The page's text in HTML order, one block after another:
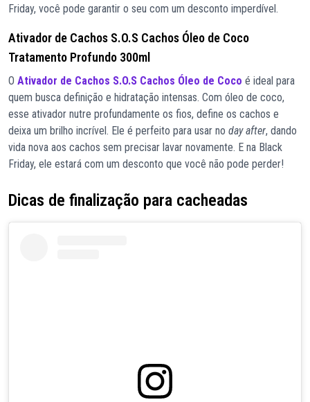
Friday, você pode garantir o seu com um desconto imperdível.
Ativador de Cachos S.O.S Cachos Óleo de Coco
Tratamento Profundo 300ml
O Ativador de Cachos S.O.S Cachos Óleo de Coco é ideal para
quem busca definição e hidratação intensas. Com óleo de coco,
esse ativador nutre profundamente os fios, define os cachos e
deixa um brilho incrível. Ele é perfeito para usar no day after, dando
vida nova aos cachos sem precisar lavar novamente. E na Black
Friday, ele estará com um desconto que você não pode perder!
Dicas de finalização para cacheadas